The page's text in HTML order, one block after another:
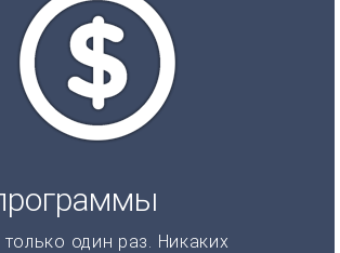
один раз. Никаких